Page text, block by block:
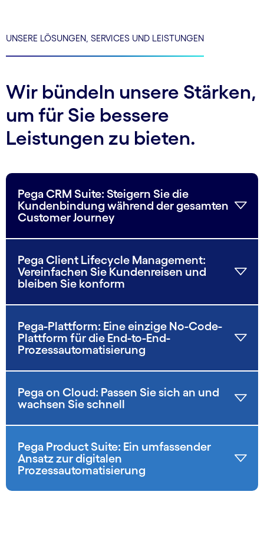
UNSERE LÖSUNGEN, SERVICES UND LEISTUNGEN
Wir bündeln unsere Stärken,
um für Sie bessere
Leistungen zu bieten.
Pega CRM Suite: Steigern Sie die
Kundenbindung während der gesamten
Customer Journey
Pega Client Lifecycle Management:
Vereinfachen Sie Kundenreisen und
bleiben Sie konform
Pega-Plattform: Eine einzige No-Code-
Plattform für die End-to-End-
Prozessautomatisierung
Pega on Cloud: Passen Sie sich an und
wachsen Sie schnell
Pega Product Suite: Ein umfassender
Ansatz zur digitalen
Prozessautomatisierung